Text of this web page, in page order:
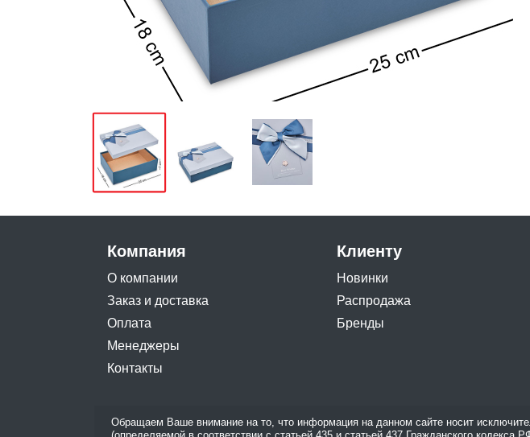
Компания
О компании
Заказ и доставка
Оплата
Менеджеры
Контакты
Клиенту
Новинки
Распродажа
Бренды
Обращаем Ваше внимание на то, что информация на данном сайте носит